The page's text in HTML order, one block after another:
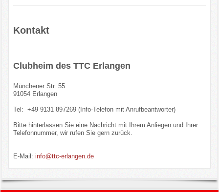
Veranstaltungen
Kontakt
Clubheim des TTC Erlangen
Münchener Str. 55
91054 Erlangen
Tel: +49 9131 897269 (Info-Telefon mit Anrufbeantworter)
Bitte hinterlassen Sie eine Nachricht mit Ihrem Anliegen und Ihrer
Telefonnummer, wir rufen Sie gern zurück.
E-Mail: info@ttc-erlangen.de